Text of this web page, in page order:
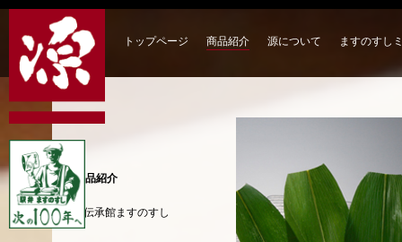
トップページ 商品紹介 源について ますのすし
商品紹介
● 伝承館ますのすし